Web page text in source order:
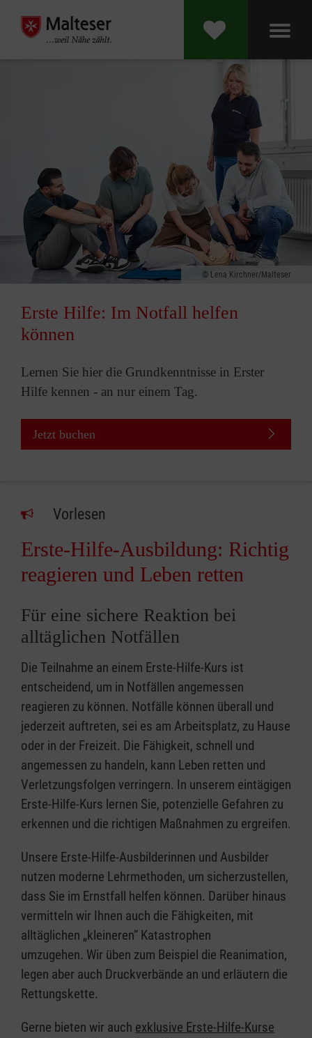
Lena Kirchner/Malteser
Erste Hilfe: Im Notfall helfen
können
Lernen Sie hier die Grundkenntnisse in Erster
Hilfe kennen - an nur einem Tag.
Jetzt buchen
Vorlesen
Erste-Hilfe-Ausbildung: Richtig
reagieren und Leben retten
Für eine sichere Reaktion bei
alltäglichen Notfällen
Die Teilnahme an einem Erste-Hilfe-Kurs ist
entscheidend, um in Notfällen angemessen
reagieren zu können. Notfälle können überall und
jederzeit auftreten, sei es am Arbeitsplatz, zu Hause
oder in der Freizeit. Die Fähigkeit, schnell und
angemessen zu handeln, kann Leben retten und
Verletzungsfolgen verringern. In unserem eintägigen
Erste-Hilfe-Kurs lernen Sie, potenzielle Gefahren zu
erkennen und die richtigen Maßnahmen zu ergreifen.
Unsere Erste-Hilfe-Ausbilderinnen und Ausbilder
nutzen moderne Lehrmethoden, um sicherzustellen,
dass Sie im Ernstfall helfen können. Darüber hinaus
vermitteln wir Ihnen auch die Fähigkeiten, mit
alltäglichen „kleineren” Katastrophen
umzugehen. Wir üben zum Beispiel die Reanimation,
legen aber auch Druckverbände an und erläutern die
Rettungskette.
Gerne bieten wir auch exklusive Erste-Hilfe-Kurse